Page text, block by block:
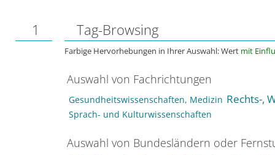
1 Tag-Browsing
Farbige Hervorhebungen in Ihrer Auswahl: Wert mit
Auswahl von Fachrichtungen
Gesundheitswissenschaften, Medizin Rechts-,
Sprach- und Kulturwissenschaften
Auswahl von Bundesländern oder